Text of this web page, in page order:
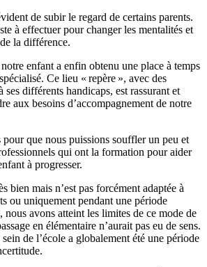
de subir le regard de certains parents.
à effectuer pour changer les mentalités et
la différence.
enfant a enfin obtenu une place à temps
Ce lieu « repère », avec des
ses différents handicaps, est rassurant et
aux besoins d’accompagnement de notre
que nous puissions souffler un peu et
qui ont la formation pour aider
à progresser.
bien mais n’est pas forcément adaptée à
ou uniquement pendant une période
nous avons atteint les limites de ce mode de
en élémentaire n’aurait pas eu de sens.
de l’école a globalement été une période